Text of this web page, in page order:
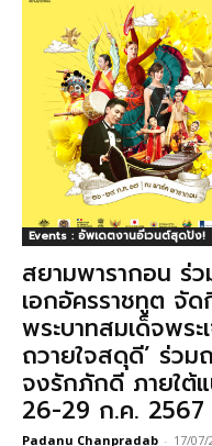
Events : อัพเดตงานอีเวนต์สุดปัง!
สยามพารากอน ร่
เอกอัครราชทูต จัด
พระบาทสมเด็จพระ
ถวายใจสดุดี’ ร่วม
จงรักภักดี ภายใต้แ
26-29 ก.ค. 2567
Padanu Chanpradab - 17/07/